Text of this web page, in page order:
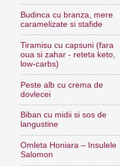
Budinca cu branza, mere
caramelizate si stafide
Tiramisu cu capsuni (fara
oua si zahar - reteta keto,
low-carbs)
Peste alb cu crema de
dovlecei
Biban cu midii si sos de
langustine
Omleta Honiara – Insulele
Salomon